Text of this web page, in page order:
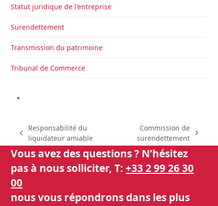
Statut juridique de l'entreprise
Surendettement
Transmission du patrimoine
Tribunal de Commerce
previous
post:
Responsabilité du
liquidateur amiable
post:
Commission de
surendettement
Vous avez des questions ? N’hésitez
pas à nous solliciter, T: +33 2 99 26 30
00
nous vous répondrons dans les plus